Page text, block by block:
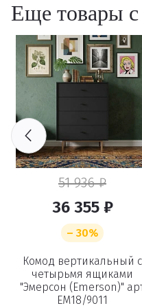
Еще товары
51 936 ₽
36 355 ₽
– 30%
Комод вертикальный с
четырьмя ящиками
"Эмерсон (Emerson)"
EM18/9011